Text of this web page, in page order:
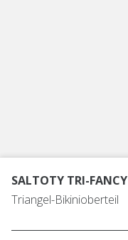
SALTOTY TRI-FANCY
Triangel-Bikinioberteil